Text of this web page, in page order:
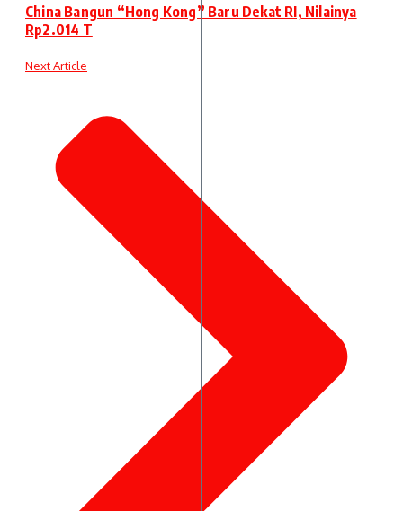
China Bangun “Hong Kong” Baru Dekat RI, Nilainya
Rp2.014 T
Next Article